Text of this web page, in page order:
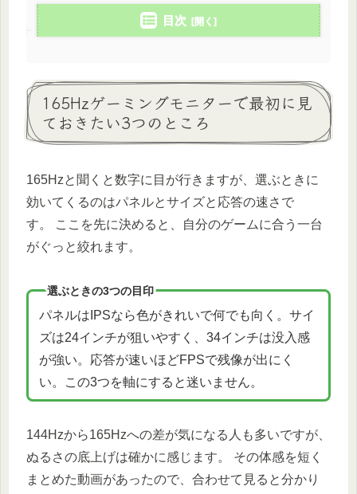
目次
165Hzゲーミングモニターで最初に見
ておきたい3つのところ
165Hzと聞くと数字に目が行きますが、選ぶときに
効いてくるのはパネルとサイズと応答の速さで
す。 ここを先に決めると、自分のゲームに合う一台
がぐっと絞れます。
選ぶときの3つの目印
パネルはIPSなら色がきれいで何でも向く。サイ
ズは24インチが狙いやすく、34インチは没入感
が強い。応答が速いほどFPSで残像が出にく
い。この3つを軸にすると迷いません。
144Hzから165Hzへの差が気になる人も多いですが、
ぬるさの底上げは確かに感じます。 その体感を短く
まとめた動画があったので、合わせて見ると分かり